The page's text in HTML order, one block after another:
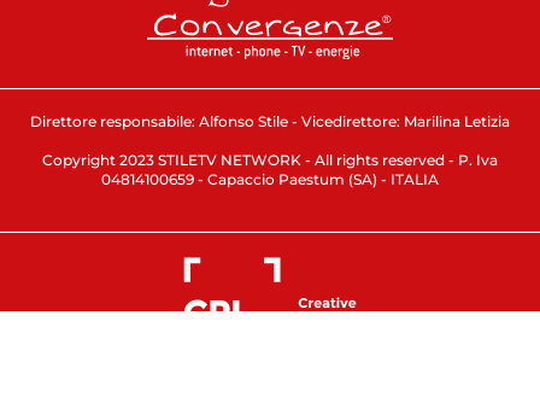
Direttore responsabile: Alfonso Stile - Vicedirettore: Marilina Letizia
Copyright 2023 STILETV NETWORK - All rights reserved - P. Iva
04814100659 - Capaccio Paestum (SA) - ITALIA